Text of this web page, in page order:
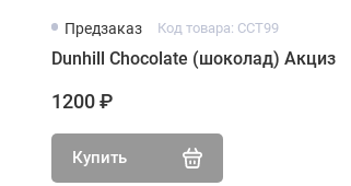
Предзаказ Код товара: CCT99
Dunhill Chocolate (шоколад) Акциз
1200 ₽
Купить